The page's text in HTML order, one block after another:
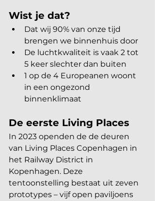
Wist je dat?
Dat wij 90% van onze tijd
brengen we binnenhuis door
De luchtkwaliteit is vaak 2 tot
5 keer slechter dan buiten
1 op de 4 Europeanen woont
in een ongezond
binnenklimaat
De eerste Living Places
In 2023 openden de de deuren
van Living Places Copenhagen in
het Railway District in
Kopenhagen. Deze
tentoonstelling bestaat uit zeven
prototypes – vijf open paviljoens